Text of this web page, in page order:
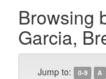
Browsing
Garcia,
Jump to: 0-9 A